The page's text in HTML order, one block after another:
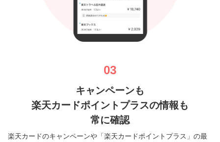
03
キャンペーンも
楽天カードポイントプラスの情報も
常に確認
楽天カードのキャンペーンや「楽天カードポイントプラス」の最